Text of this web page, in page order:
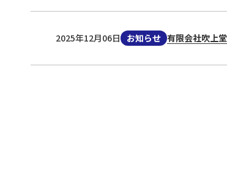
2025年12月06日 お知らせ 有限会社吹上